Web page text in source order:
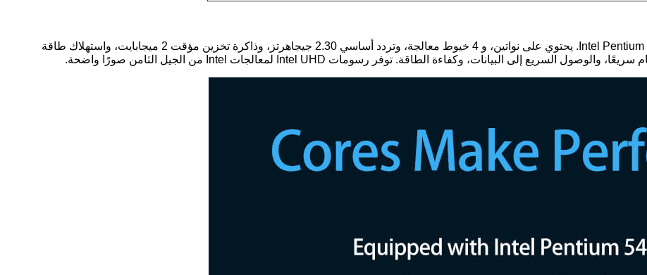
يحتوي الكمبيوتر الصناعي المصغر على معالج Intel Pentium Gold 5405U. يحتوي على نواتين، و 4 خيوط معالجة، وتردد أساسي 2.30 جيجاهرتز، وذاكرة تخزين مؤقت 2 ميجابايت، واستهلاك طاقة